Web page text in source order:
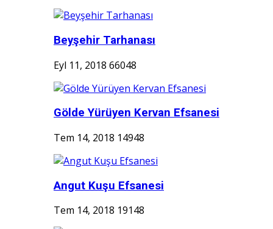
Beyşehir Tarhanası
Eyl 11, 2018 66048
Gölde Yürüyen Kervan Efsanesi
Tem 14, 2018 14948
Angut Kuşu Efsanesi
Tem 14, 2018 19148